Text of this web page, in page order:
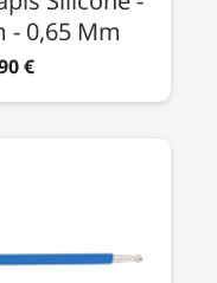
- 0,65 Mm
€